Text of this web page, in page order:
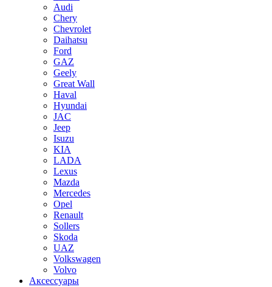
Audi
Chery
Chevrolet
Daihatsu
Ford
GAZ
Geely
Great Wall
Haval
Hyundai
JAC
Jeep
Isuzu
KIA
LADA
Lexus
Mazda
Mercedes
Opel
Renault
Sollers
Skoda
UAZ
Volkswagen
Volvo
Аксессуары